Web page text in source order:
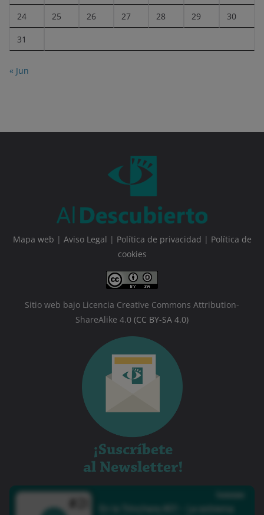
24 25 26 27 28 29 30
31
« Jun
Mapa web | Aviso Legal | Política de privacidad | Política de
cookies
Sitio web bajo Licencia Creative Commons Attribution-
ShareAlike 4.0 (CC BY-SA 4.0)